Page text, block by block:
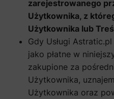
zarejestrowanego
Użytkownika, z
Użytkownika lub
Gdy Usługi
jako płatne w
zakupione za
Użytkownika,
Użytkownika oraz